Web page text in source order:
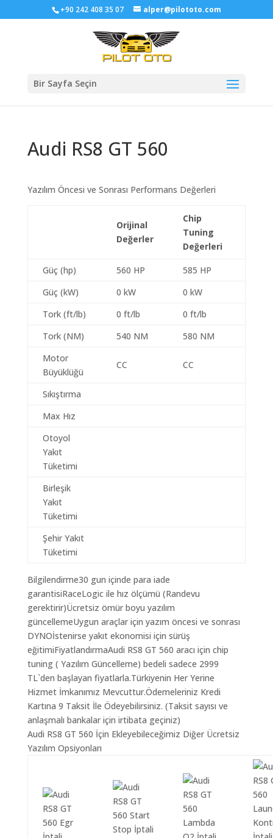
+90 242 408 35 07 alper@pilototo.com
Bir Sayfa Seçin
Audi RS8 GT 560
Yazılım Öncesi ve Sonrası Performans Değerleri
Orijinal
Değerler
Chip
Tuning
Değerleri
Güç (hp) 560 HP
585 HP
Güç (kW)
0 kW
0 kW
Tork (ft/lb)
0 ft/lb
0 ft/lb
Tork (NM)
540 NM
580 NM
Motor
Büyüklüğü
CC CC
Sıkıştırma
Max Hız
Otoyol
Yakıt
Tüketimi
Birleşik
Yakıt
Tüketimi
Şehir Yakıt
Tüketimi
Bilgilendirme30 gun içinde para iade
garantisiRaceLogic ile hız ölçümü (Randevu
gerektirir)Ücretsiz ömür boyu yazılım
güncellemeUygun araçlar için yazım öncesi ve sonrası
DYNOİstenirse yakıt ekonomisi için sürüş
eğitimiFiyatlandırmaAudi RS8 GT 560 aracı için chip
tuning ( Yazılım Güncelleme) bedeli sadece 2999
TL`den başlayan fiyatlarla.Türkiyenin Her Yerine
Hizmet İmkanımız Mevcuttur.Ödemeleriniz Kredi
Kartına 9 Taksit İle Ödeyebilirsiniz. (Taksit sayısı ve
anlaşmalı bankalar için irtibata geçiniz)
Audi RS8 GT 560 İçin Ekleyebileceğimiz Diğer Ücretsiz
Yazılım Opsiyonları